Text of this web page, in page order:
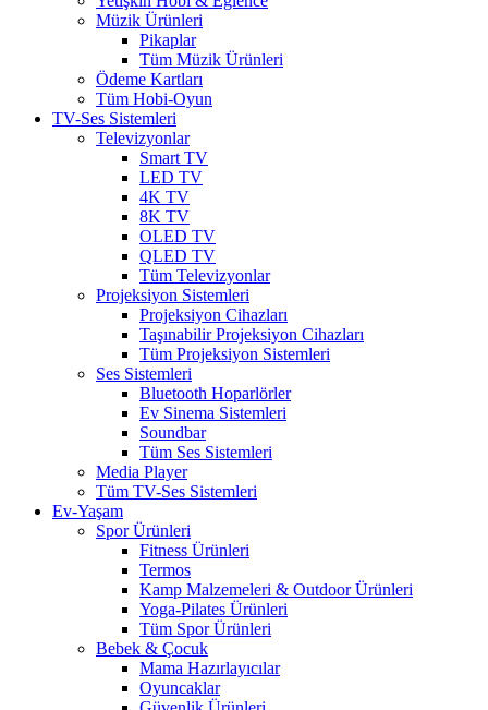
Müzik Ürünleri
Pikaplar
Tüm Müzik Ürünleri
Ödeme Kartları
Tüm Hobi-Oyun
TV-Ses Sistemleri
Televizyonlar
Smart TV
LED TV
4K TV
8K TV
OLED TV
QLED TV
Tüm Televizyonlar
Projeksiyon Sistemleri
Projeksiyon Cihazları
Taşınabilir Projeksiyon Cihazları
Tüm Projeksiyon Sistemleri
Ses Sistemleri
Bluetooth Hoparlörler
Ev Sinema Sistemleri
Soundbar
Tüm Ses Sistemleri
Media Player
Tüm TV-Ses Sistemleri
Ev-Yaşam
Spor Ürünleri
Fitness Ürünleri
Termos
Kamp Malzemeleri & Outdoor Ürünleri
Yoga-Pilates Ürünleri
Tüm Spor Ürünleri
Bebek & Çocuk
Mama Hazırlayıcılar
Oyuncaklar